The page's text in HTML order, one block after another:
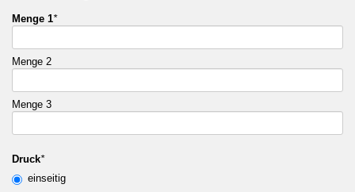
Menge 1*
Menge 2
Menge 3
Druck*
einseitig